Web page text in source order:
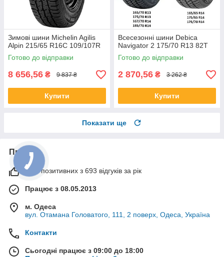
Зимові шини Michelin Agilis
Alpin 215/65 R16C 109/107R
Готово до відправки
8 656,56 ₴ 9 837 ₴
Купити
Всесезонні шини Debica
Navigator 2 175/70 R13 82T
Готово до відправки
2 870,56 ₴ 3 262 ₴
Купити
Показати ще
Про нас
99% позитивних з 693 відгуків за рік
Працює з 08.05.2013
м. Одеса
вул. Отамана Головатого, 111, 2 поверх, Одеса, Україна
Контакти
Сьогодні працює з 09:00 до 18:00